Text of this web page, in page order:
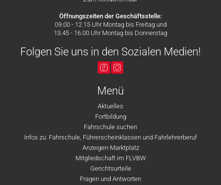
Öffnungszeiten der Geschäftsstelle:
09.00 - 12.15 Uhr Montag bis Freitag und
13.45 - 16.00 Uhr Montag bis Donnerstag
Folgen Sie uns in den Sozialen Medien!
Menü
Aktuelles
Fortbildung
Fahrschule suchen
Infos zu: Fahrschule, Führerscheinklassen und Fahrlehrerberuf
Anzeigen-Marktplatz
Mitgliedschaft im FLVBW
Gerichtsurteile
Fragen und Antworten